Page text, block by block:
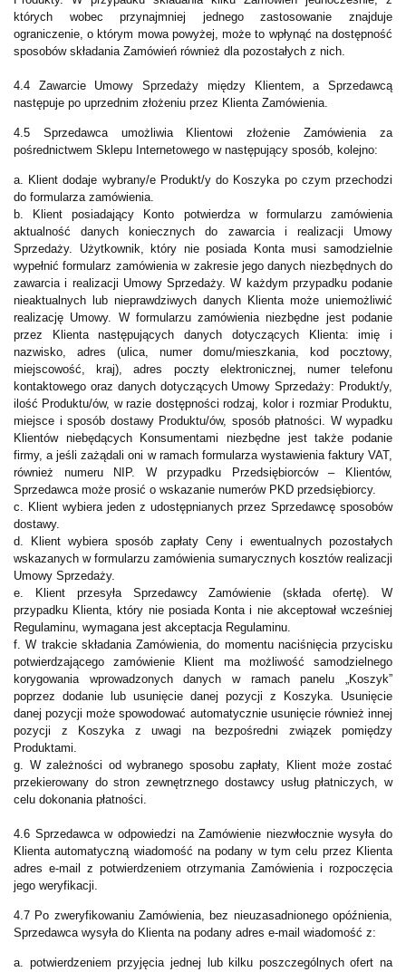
których wobec przynajmniej jednego zastosowanie znajduje
ograniczenie, o którym mowa powyżej, może to wpłynąć na dostępność
sposobów składania Zamówień również dla pozostałych z nich.
4.4 Zawarcie Umowy Sprzedaży między Klientem, a Sprzedawcą
następuje po uprzednim złożeniu przez Klienta Zamówienia.
4.5 Sprzedawca umożliwia Klientowi złożenie Zamówienia za
pośrednictwem Sklepu Internetowego w następujący sposób, kolejno:
a. Klient dodaje wybrany/e Produkt/y do Koszyka po czym przechodzi
do formularza zamówienia.
b. Klient posiadający Konto potwierdza w formularzu zamówienia
aktualność danych koniecznych do zawarcia i realizacji Umowy
Sprzedaży. Użytkownik, który nie posiada Konta musi samodzielnie
wypełnić formularz zamówienia w zakresie jego danych niezbędnych do
zawarcia i realizacji Umowy Sprzedaży. W każdym przypadku podanie
nieaktualnych lub nieprawdziwych danych Klienta może uniemożliwić
realizację Umowy. W formularzu zamówienia niezbędne jest podanie
przez Klienta następujących danych dotyczących Klienta: imię i
nazwisko, adres (ulica, numer domu/mieszkania, kod pocztowy,
miejscowość, kraj), adres poczty elektronicznej, numer telefonu
kontaktowego oraz danych dotyczących Umowy Sprzedaży: Produkt/y,
ilość Produktu/ów, w razie dostępności rodzaj, kolor i rozmiar Produktu,
miejsce i sposób dostawy Produktu/ów, sposób płatności. W wypadku
Klientów niebędących Konsumentami niezbędne jest także podanie
firmy, a jeśli zażądali oni w ramach formularza wystawienia faktury VAT,
również numeru NIP. W przypadku Przedsiębiorców – Klientów,
Sprzedawca może prosić o wskazanie numerów PKD przedsiębiorcy.
c. Klient wybiera jeden z udostępnianych przez Sprzedawcę sposobów
dostawy.
d. Klient wybiera sposób zapłaty Ceny i ewentualnych pozostałych
wskazanych w formularzu zamówienia sumarycznych kosztów realizacji
Umowy Sprzedaży.
e. Klient przesyła Sprzedawcy Zamówienie (składa ofertę). W
przypadku Klienta, który nie posiada Konta i nie akceptował wcześniej
Regulaminu, wymagana jest akceptacja Regulaminu.
f. W trakcie składania Zamówienia, do momentu naciśnięcia przycisku
potwierdzającego zamówienie Klient ma możliwość samodzielnego
korygowania wprowadzonych danych w ramach panelu „Koszyk”
poprzez dodanie lub usunięcie danej pozycji z Koszyka. Usunięcie
danej pozycji może spowodować automatycznie usunięcie również innej
pozycji z Koszyka z uwagi na bezpośredni związek pomiędzy
Produktami.
g. W zależności od wybranego sposobu zapłaty, Klient może zostać
przekierowany do stron zewnętrznego dostawcy usług płatniczych, w
celu dokonania płatności.
4.6 Sprzedawca w odpowiedzi na Zamówienie niezwłocznie wysyła do
Klienta automatyczną wiadomość na podany w tym celu przez Klienta
adres e-mail z potwierdzeniem otrzymania Zamówienia i rozpoczęcia
jego weryfikacji.
4.7 Po zweryfikowaniu Zamówienia, bez nieuzasadnionego opóźnienia,
Sprzedawca wysyła do Klienta na podany adres e-mail wiadomość z:
a. potwierdzeniem przyjęcia jednej lub kilku poszczególnych ofert na